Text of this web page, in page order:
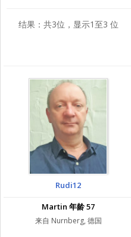
结果：共3位，显示1至3 位
Rudi12
Martin 年龄 57
来自 Nurnberg, 德国